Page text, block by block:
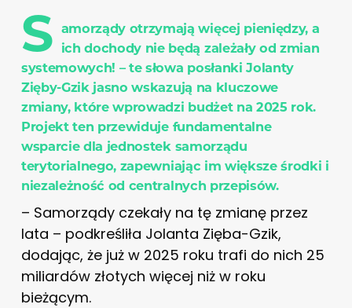
S amorządy otrzymają więcej pieniędzy, a
ich dochody nie będą zależały od zmian
systemowych! – te słowa posłanki Jolanty
Zięby-Gzik jasno wskazują na kluczowe
zmiany, które wprowadzi budżet na 2025 rok.
Projekt ten przewiduje fundamentalne
wsparcie dla jednostek samorządu
terytorialnego, zapewniając im większe środki i
niezależność od centralnych przepisów.
– Samorządy czekały na tę zmianę przez
lata – podkreśliła Jolanta Zięba-Gzik,
dodając, że już w 2025 roku trafi do nich 25
miliardów złotych więcej niż w roku
bieżącym.